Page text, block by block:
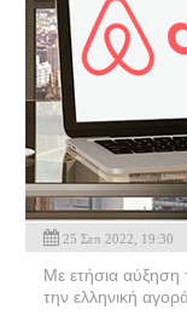
25 Σεπ 2022, 19:30
Με ετήσια αύξηση
την ελληνική